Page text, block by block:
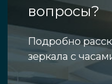
вопросы?
Подробно
зеркала с